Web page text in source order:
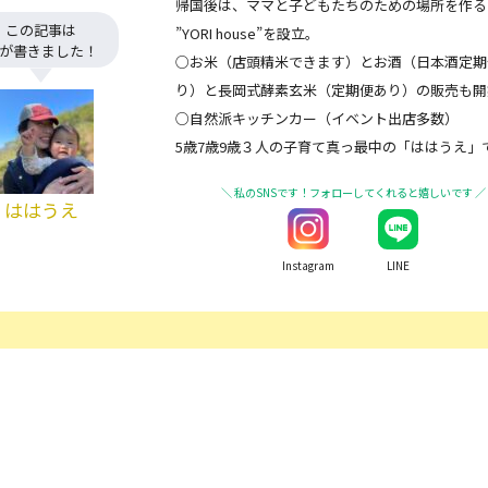
この記事は
書きました！
ははうえ
帰国後は、ママと子どもたちのための場所を作
”YORI house”を設立。
○お米（店頭精米できます）とお酒（日本酒定
り）と長岡式酵素玄米（定期便あり）の販売も
○自然派キッチンカー（イベント出店多数）
5歳7歳9歳３人の子育て真っ最中の「ははうえ」
Instagram LINE